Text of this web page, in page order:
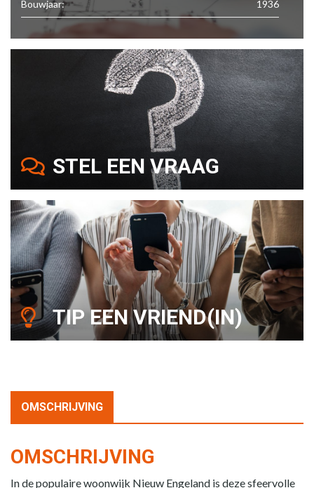
Bouwjaar: 1936
STEL EEN VRAAG
TIP EEN VRIEND(IN)
OMSCHRIJVING
OMSCHRIJVING
In de populaire woonwijk Nieuw Engeland is deze sfeervolle